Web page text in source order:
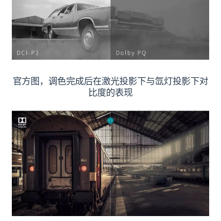
官方图，调色完成后在激光投影下与氙灯投影下对
比度的表现